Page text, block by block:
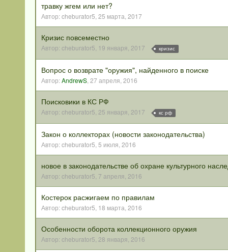
травку жгем или нет?
Автор:cheburator5,25 марта, 2017
Кризис повсеместно
Автор: cheburator5, 19 января, 2017 кризис
Вопрос о возврате "оружия", найденного в поиске
Автор:AndrewS,27 апреля, 2016
Поисковики в КС РФ
Автор: cheburator5, 25 января, 2017 кс рф
Закон о коллекторах (новости законодательства)
Автор:cheburator5,5 июля, 2016
новое в законодательстве об охране культурного
Автор: cheburator5, 7 апреля, 2016
Костерок расжигаем по правилам
Автор:cheburator5, 18 марта, 2016
Особенности оборота коллекционного оружия
Автор: cheburator5, 28 января, 2016